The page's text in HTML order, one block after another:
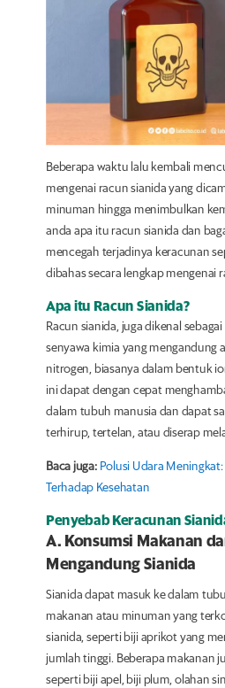
Beberapa waktu lalu kembali
mengenai racun sianida yang
minuman hingga menimbulkan
anda apa itu racun sianida dan
mencegah terjadinya keracunan
dibahas secara lengkap mengenai
Apa itu Racun Sianida?
Racun sianida, juga dikenal
senyawa kimia yang mengandung
nitrogen, biasanya dalam bentuk
ini dapat dengan cepat
dalam tubuh manusia dan dapat
terhirup, tertelan, atau diserap
Baca juga: Polusi Udara
Terhadap Kesehatan
Penyebab Keracunan
A. Konsumsi Makanan
Mengandung Sianida
Sianida dapat masuk ke dalam
makanan atau minuman yang
sianida, seperti biji aprikot yang
jumlah tinggi. Beberapa makanan
seperti biji apel, biji plum, olahan